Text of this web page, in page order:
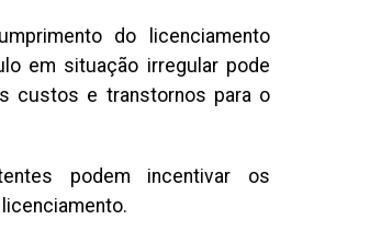
do licenciamento
em situação irregular pode
custos e transtornos para o
podem incentivar os